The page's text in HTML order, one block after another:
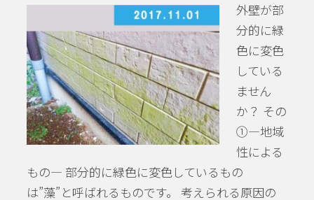
外壁が部
分的に緑
色に変色
している
ません
か？ その
①―地域
性による
もの― 部分的に緑色に変色しているもの
は”藻”と呼ばれるものです。 考えられる原因の